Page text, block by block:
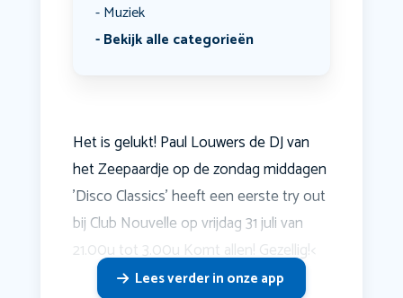
Muziek
Bekijk alle categorieën
Het is gelukt! Paul Louwers de DJ van
het Zeepaardje op de zondag middagen
'Disco Classics' heeft een eerste try out
bij Club Nouvelle op vrijdag 31 juli van
21.00u tot 3.00u Komt allen! Gezellig!<
Lees verder in onze app